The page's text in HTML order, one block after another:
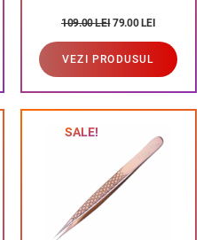
109.00LEI79.00LEI
VEZI PRODUSUL
SALE!